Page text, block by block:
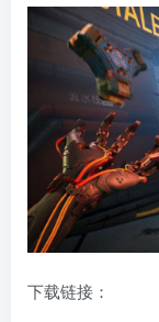
下载链接：